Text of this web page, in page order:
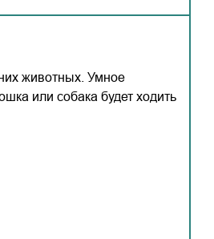
животных. Умное
или собака будет ходить